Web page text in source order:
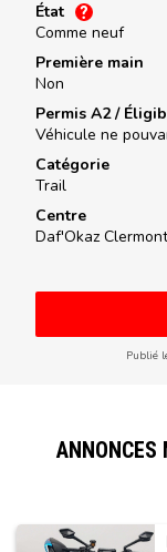
État
Comme neuf
Première main
Non
Permis A2 /
Véhicule ne
Catégorie
Trail
Centre
Daf'Okaz
Publié
ANNONCES